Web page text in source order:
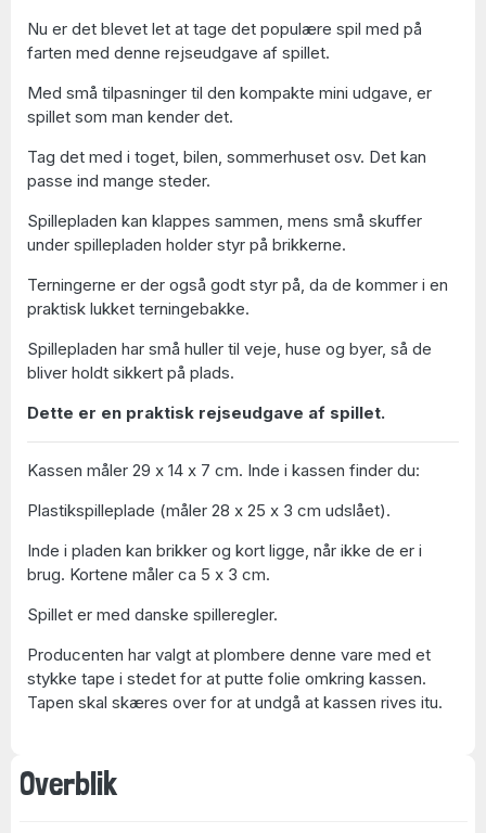
Overblik
Nu er det blevet let at tage det populære spil med på
farten med denne rejseudgave af spillet.
Med små tilpasninger til den kompakte mini udgave, er
spillet som man kender det.
Tag det med i toget, bilen, sommerhuset osv. Det kan
passe ind mange steder.
Spillepladen kan klappes sammen, mens små skuffer
under spillepladen holder styr på brikkerne.
Terningerne er der også godt styr på, da de kommer i en
praktisk lukket terningebakke.
Spillepladen har små huller til veje, huse og byer, så de
bliver holdt sikkert på plads.
Dette er en praktisk rejseudgave af spillet.
Kassen måler 29 x 14 x 7 cm. Inde i kassen finder du:
Plastikspilleplade (måler 28 x 25 x 3 cm udslået).
Inde i pladen kan brikker og kort ligge, når ikke de er i
brug. Kortene måler ca 5 x 3 cm.
Spillet er med danske spilleregler.
Producenten har valgt at plombere denne vare med et
stykke tape i stedet for at putte folie omkring kassen.
Tapen skal skæres over for at undgå at kassen rives itu.